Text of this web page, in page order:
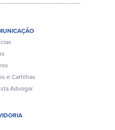
e Cartilhas
Advogar